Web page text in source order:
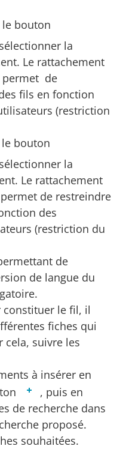
bouton
la
Le rattachement
permet de
fils en fonction
(restriction
bouton
la
Le rattachement
de restreindre
des
(restriction du
de
de langue du
constituer le fil, il
fiches qui
cela, suivre les
à insérer en
, puis en
de recherche dans
proposé.
souhaitées.